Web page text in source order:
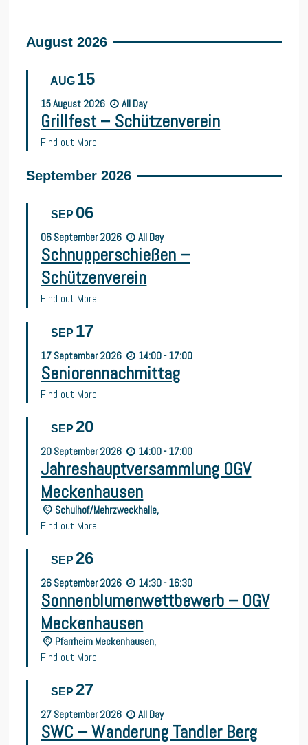
August 2026
AUG 15
15August 2026 All Day
Grillfest – Schützenverein
Find out More
September 2026
SEP 06
06 September2026 All Day
Schnupperschießen –
Schützenverein
Find out More
SEP 17
17 September2026 14:00 - 17:00
Seniorennachmittag
Find out More
SEP 20
20 September2026 14:00 - 17:00
Jahreshauptversammlung OGV
Meckenhausen
Schulhof/Mehrzweckhalle,
Find out More
SEP 26
26 September2026 14:30 - 16:30
Sonnenblumenwettbewerb – OGV
Meckenhausen
Pfarrheim Meckenhausen,
Find out More
SEP 27
27 September2026 All Day
SWC – Wanderung Tandler Berg